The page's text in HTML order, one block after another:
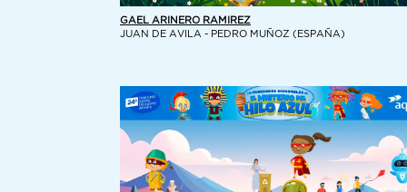
GAEL ARINERO RAMIREZ
JUAN DE AVILA - PEDRO MUÑOZ (ESPAÑA)